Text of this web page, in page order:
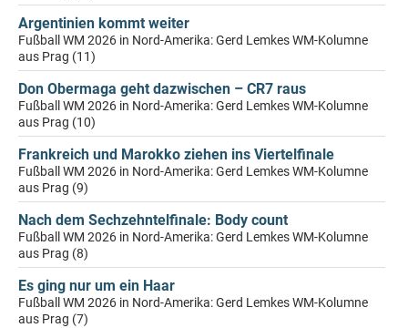
Argentinien kommt weiter
Fußball WM 2026 in Nord-Amerika: Gerd Lemkes WM-Kolumne
aus Prag (11)
Don Obermaga geht dazwischen – CR7 raus
Fußball WM 2026 in Nord-Amerika: Gerd Lemkes WM-Kolumne
aus Prag (10)
Frankreich und Marokko ziehen ins Viertelfinale
Fußball WM 2026 in Nord-Amerika: Gerd Lemkes WM-Kolumne
aus Prag (9)
Nach dem Sechzehntelfinale: Body count
Fußball WM 2026 in Nord-Amerika: Gerd Lemkes WM-Kolumne
aus Prag (8)
Es ging nur um ein Haar
Fußball WM 2026 in Nord-Amerika: Gerd Lemkes WM-Kolumne
aus Prag (7)